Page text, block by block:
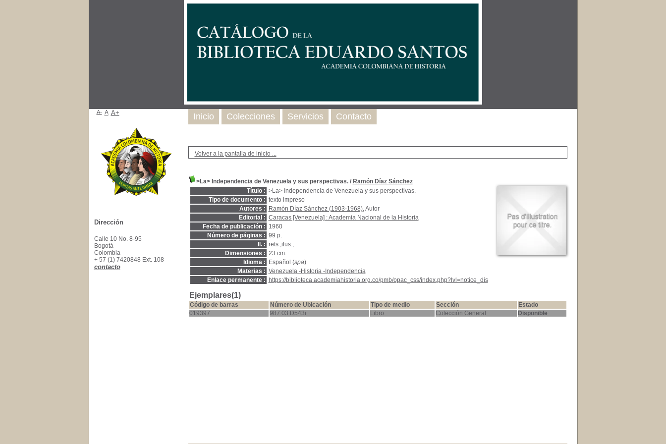
Volver a la pantalla de inicio ...
>La> Independencia de Venezuela y sus perspectivas./ Ramón Díaz Sánchez
Título : >La> Independencia de Venezuela y sus perspectivas.
Tipo de documento : texto impreso
Autores :
Ramón Díaz Sánchez (1903-1968), Autor
Editorial : Caracas [Venezuela] : Academia Nacional de la Historia
Fecha de publicación : 1960
Número de páginas : 99 p.
Il. : rets.,ilus.,
Dimensiones : 23 cm.
Idioma :
Español (spa)
Materias : Venezuela -Historia -Independencia
Enlace permanente :
https://biblioteca.academiahistoria.org.co/pmb/opac_css/index.php?lvl=notice_dis
Ejemplares(1)
Código de barras Número de Ubicación Tipo de medio Sección
Estado
019397
987.03 D543i Libro Colección General Disponible
Inicio Colecciones Servicios Contacto
A- A A+
Dirección
Calle 10 No. 8-95
Bogotá
Colombia
+ 57 (1) 7420848 Ext. 108
contacto